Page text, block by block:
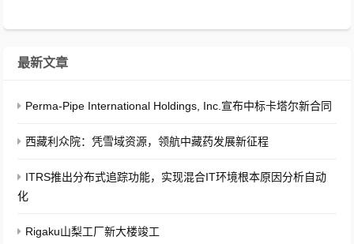
最新文章
Perma-Pipe International Holdings, Inc.宣布中标卡塔尔新合同
西藏利众院：凭雪域资源，领航中藏药发展新征程
ITRS推出分布式追踪功能，实现混合IT环境根本原因分析自动
化
Rigaku山梨工厂新大楼竣工